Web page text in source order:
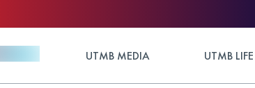
UTMB MEDIA UTMB LIFE